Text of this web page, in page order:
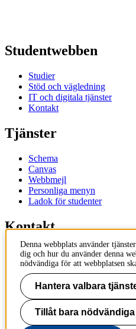
Studentwebben
Studier
Stöd och vägledning
IT och digitala tjänster
Kontakt
Tjänster
Schema
Canvas
Webbmejl
Personliga menyn
Ladok för studenter
Kontakt
Kontakta
Kontakta kurs
IT-support
KTH Entré
KTH
100 44 Stockholm
Denna webbplats använder
dig och hur du använder denna
nödvändiga för att webbplatsen
Hantera valbara
Tillåt bara